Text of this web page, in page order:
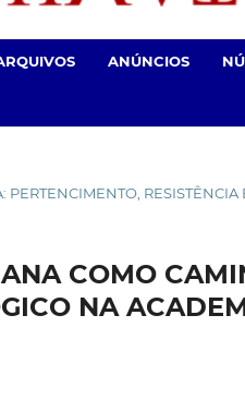
ANÚNCIOS
PERTENCIMENTO,
COMO
NA